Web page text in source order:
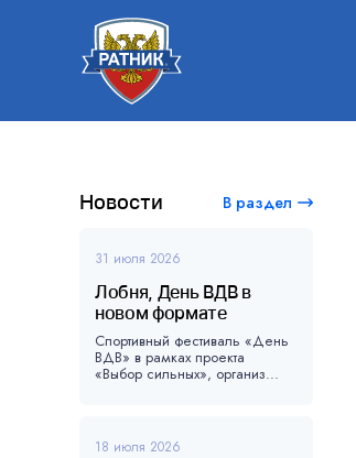
Новости В раздел
31 июля 2026
Лобня, День ВДВ в
новом формате
Спортивный фестиваль «День
ВДВ» в рамках проекта
«Выбор сильных», организ...
18 июля 2026